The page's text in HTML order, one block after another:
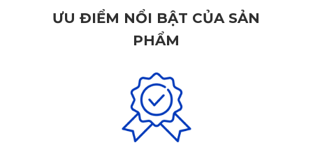
đại cùng nhiều công nghệ hỗ trợ lái thông minh. Vì vậy, khi
camera hành trìnhcho Peugeot 3008, người
ƯU ĐIỂM NỔI BẬT CỦA SẢN
PHẨM